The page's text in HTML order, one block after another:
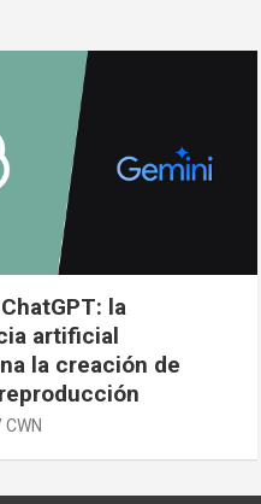
la
artificial
la creación de
CWN